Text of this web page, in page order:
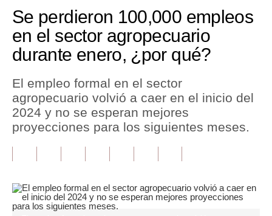
Economía
Mercados
Política
Tu Dinero
Finanzas Personales
Plus G
Se perdieron 100,000 empleos
en el sector agropecuario
durante enero, ¿por qué?
El empleo formal en el sector
agropecuario volvió a caer en el inicio del
2024 y no se esperan mejores
proyecciones para los siguientes meses.